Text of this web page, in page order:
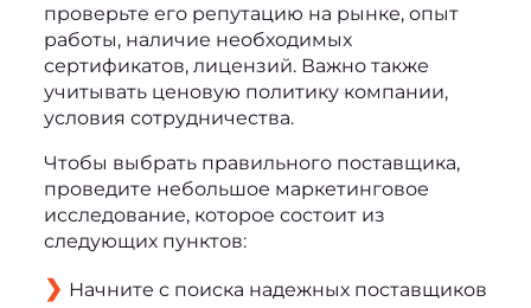
проверьте его репутацию на рынке, опыт
работы, наличие необходимых
сертификатов, лицензий. Важно также
учитывать ценовую политику компании,
условия сотрудничества.
Чтобы выбрать правильного поставщика,
проведите небольшое маркетинговое
исследование, которое состоит из
следующих пунктов:
Начните с поиска надежных поставщиков